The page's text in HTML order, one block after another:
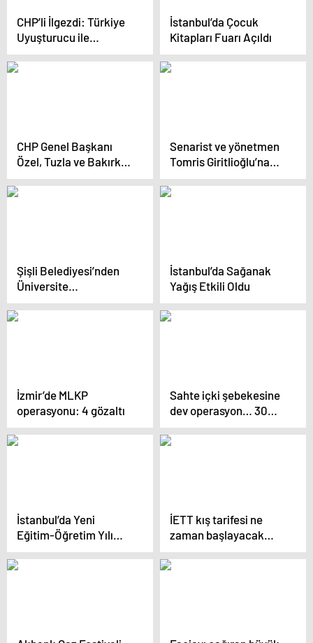
CHP’li İlgezdi: Türkiye
Uyuşturucu ile
Mücadelede Yetersiz
Kalıyor
İstanbul’da Çocuk
Kitapları Fuarı Açıldı
CHP Genel Başkanı
Özel, Tuzla ve Bakırköy
belediyelerini ziyaret
etti Açıklaması
Senarist ve yönetmen
Tomris Giritlioğlu’na
veda
Şişli Belediyesi’nden
Üniversite
Öğrencilerine Ulaşım
Desteği
İstanbul’da Sağanak
Yağış Etkili Oldu
İzmir’de MLKP
operasyonu: 4 gözaltı
Sahte içki şebekesine
dev operasyon… 30
kişi gözaltına alındı
İstanbul’da Yeni
Eğitim-Öğretim Yılı
Başladı, Trafik
Yoğunluğu Oluştu
İETT kış tarifesi ne
zaman başlayacak
2024? Otobüs, metro,
vapur ve Marmaray